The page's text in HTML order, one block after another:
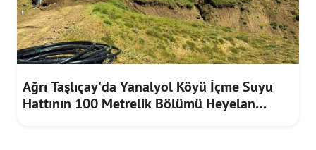
Ağrı Taşlıçay'da Yanalyol Köyü İçme Suyu
Hattının 100 Metrelik Bölümü Heyelan